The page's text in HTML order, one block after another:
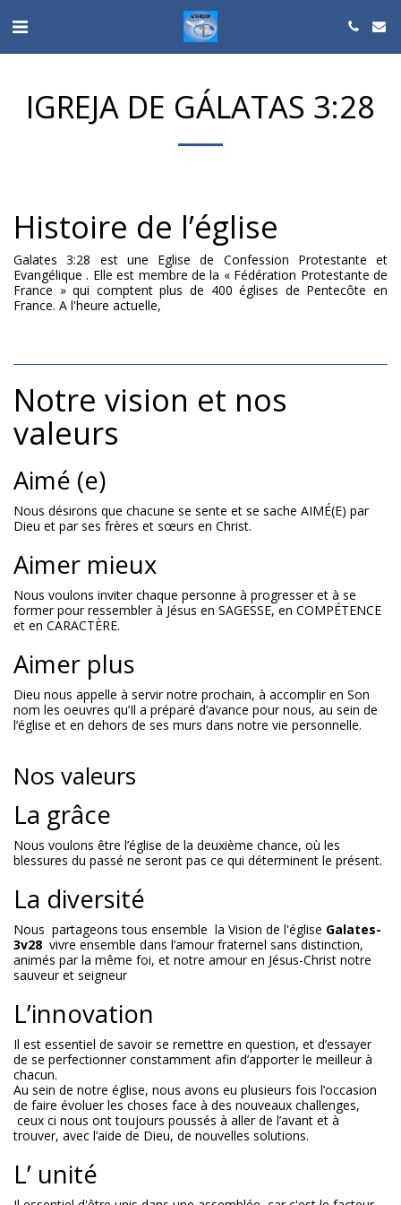
IGREJA DE GÁLATAS 3:28
Histoire de l’église
Galates 3:28 est une Eglise de Confession Protestante et
Evangélique . Elle est membre de la « Fédération Protestante de
France » qui comptent plus de 400 églises de Pentecôte en
France. A l'heure actuelle,
Notre vision et nos
valeurs
Aimé (e)
Nous désirons que chacune se sente et se sache AIMÉ(E) par
Dieu et par ses frères et sœurs en Christ.
Aimer mieux
Nous voulons inviter chaque personne à progresser et à se
former pour ressembler à Jésus en SAGESSE, en COMPÉTENCE
et en CARACTÈRE.
Aimer plus
Dieu nous appelle à servir notre prochain, à accomplir en Son
nom les oeuvres qu’Il a préparé d’avance pour nous, au sein de
l’église et en dehors de ses murs dans notre vie personnelle.
Nos valeurs
La grâce
Nous voulons être l’église de la deuxième chance, où les
blessures du passé ne seront pas ce qui déterminent le présent.
La diversité
Nous partageons tous ensemble la Vision de l'église Galates-
3v28 vivre ensemble dans l’amour fraternel sans distinction,
animés par la même foi, et notre amour en Jésus-Christ notre
sauveur et seigneur
L’innovation
Il est essentiel de savoir se remettre en question, et d’essayer
de se perfectionner constamment afin d’apporter le meilleur à
chacun.
Au sein de notre église, nous avons eu plusieurs fois l’occasion
de faire évoluer les choses face à des nouveaux challenges,
ceux ci nous ont toujours poussés à aller de l’avant et à
trouver, avec l’aide de Dieu, de nouvelles solutions.
L’ unité